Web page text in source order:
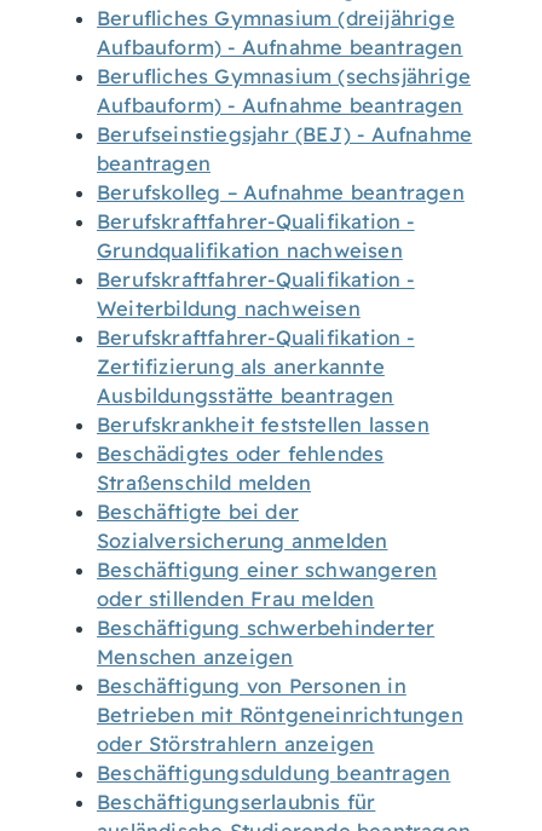
Berufliches Gymnasium (dreijährige
Aufbauform) - Aufnahme beantragen
Berufliches Gymnasium (sechsjährige
Aufbauform) - Aufnahme beantragen
Berufseinstiegsjahr (BEJ) - Aufnahme
beantragen
Berufskolleg – Aufnahme beantragen
Berufskraftfahrer-Qualifikation -
Grundqualifikation nachweisen
Berufskraftfahrer-Qualifikation -
Weiterbildung nachweisen
Berufskraftfahrer-Qualifikation -
Zertifizierung als anerkannte
Ausbildungsstätte beantragen
Berufskrankheit feststellen lassen
Beschädigtes oder fehlendes
Straßenschild melden
Beschäftigte bei der
Sozialversicherung anmelden
Beschäftigung einer schwangeren
oder stillenden Frau melden
Beschäftigung schwerbehinderter
Menschen anzeigen
Beschäftigung von Personen in
Betrieben mit Röntgeneinrichtungen
oder Störstrahlern anzeigen
Beschäftigungsduldung beantragen
Beschäftigungserlaubnis für